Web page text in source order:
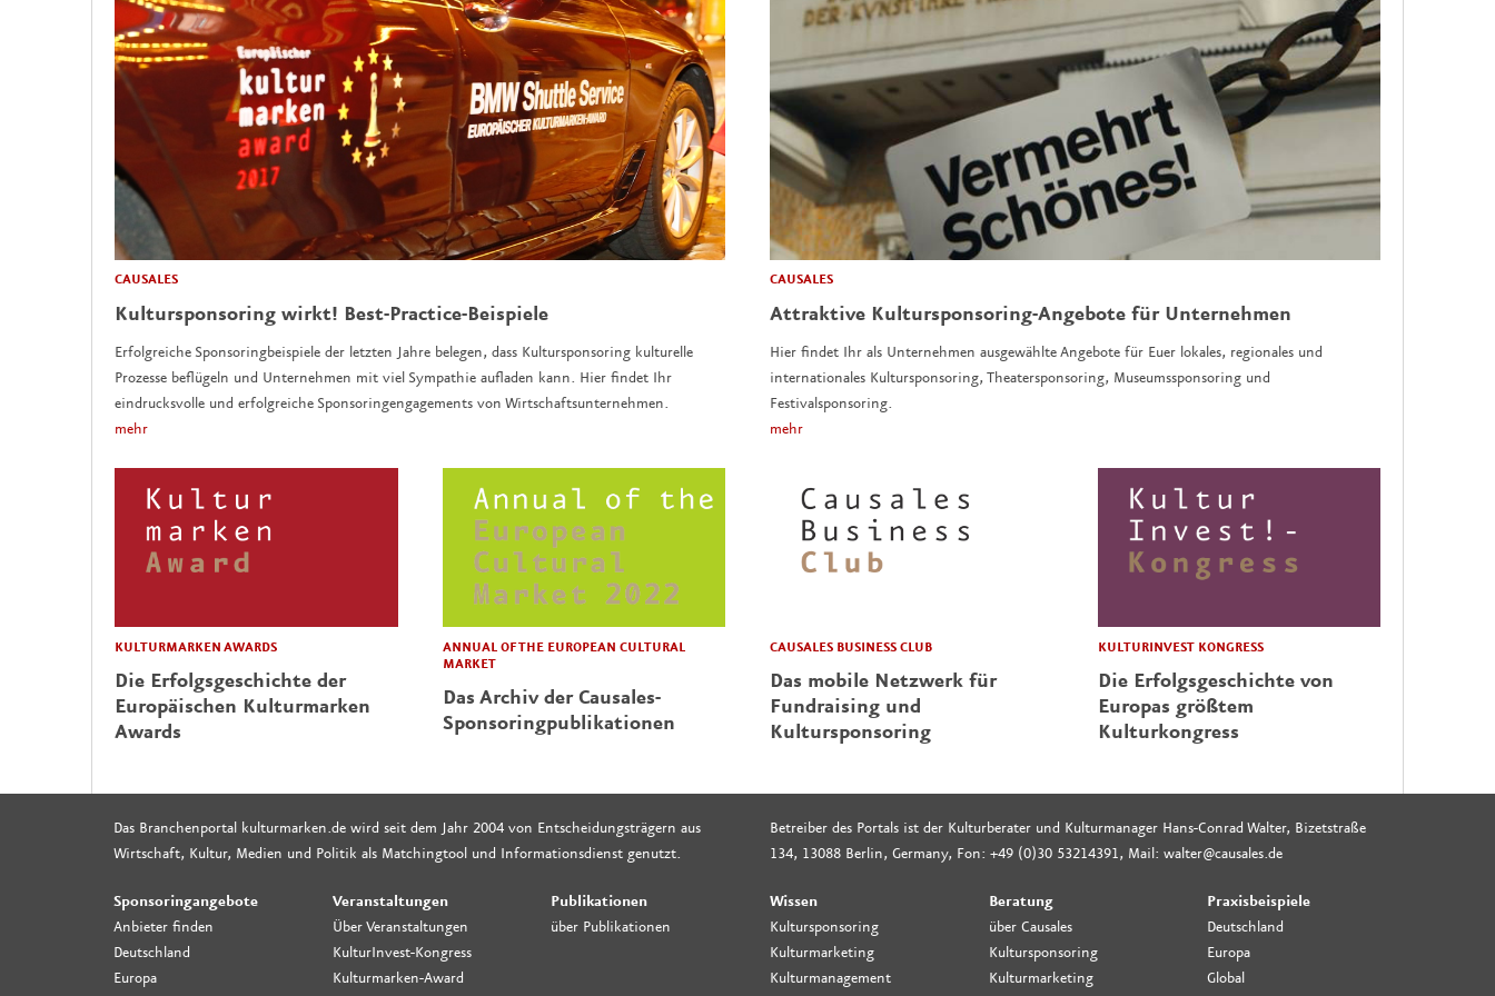
CAUSALES
Kultursponsoring wirkt! Best-Practice-Beispiele
Erfolgreiche Sponsoringbeispiele der letzten Jahre belegen, dass Kultursponsoring kulturelle
Prozesse beflügeln und Unternehmen mit viel Sympathie aufladen kann. Hier findet Ihr
eindrucksvolle und erfolgreiche Sponsoringengagements von Wirtschaftsunternehmen.
mehr
CAUSALES
Attraktive Kultursponsoring-Angebote für Unternehmen
Hier findet Ihr als Unternehmen ausgewählte Angebote für Euer lokales, regionales und
internationales Kultursponsoring, Theatersponsoring, Museumssponsoring und
Festivalsponsoring.
mehr
KULTURMARKEN AWARDS
Die Erfolgsgeschichte der
Europäischen Kulturmarken
Awards
ANNUAL OF THE EUROPEAN CULTURAL
MARKET
Das Archiv der Causales-
Sponsoringpublikationen
CAUSALES BUSINESS CLUB
Das mobile Netzwerk für
Fundraising und
Kultursponsoring
KULTURINVEST KONGRESS
Die Erfolgsgeschichte von
Europas größtem
Kulturkongress
Das Branchenportal kulturmarken.de wird seit dem Jahr 2004 von Entscheidungsträgern aus
Wirtschaft, Kultur, Medien und Politik als Matchingtool und Informationsdienst genutzt.
Betreiber des Portals ist der Kulturberater und Kulturmanager Hans-Conrad Walter, Bizetstraße
134, 13088 Berlin, Germany, Fon: +49 (0)30 53214391, Mail: walter@causales.de
Sponsoringangebote
Anbieter finden
Deutschland
Europa
Veranstaltungen
Über Veranstaltungen
KulturInvest-Kongress
Kulturmarken-Award
Publikationen
über Publikationen
Wissen
Kultursponsoring
Kulturmarketing
Kulturmanagement
Beratung
über Causales
Kultursponsoring
Kulturmarketing
Praxisbeispiele
Deutschland
Europa
Global